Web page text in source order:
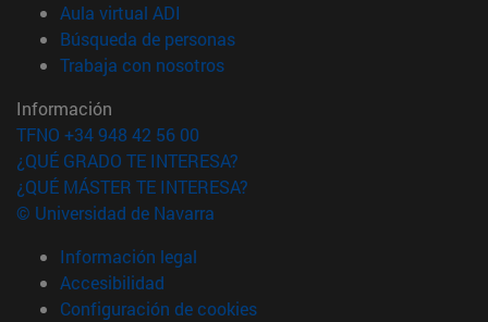
Aula virtual ADI
Búsqueda de personas(abre en nueva ventana)
Trabaja con nosotros(abre en nueva ventana)
Información
TFNO +34 948 42 56 00
¿QUÉ GRADO TE INTERESA?
¿QUÉ MÁSTER TE INTERESA?
© Universidad de Navarra
Información legal
Accesibilidad
Configuración de cookies